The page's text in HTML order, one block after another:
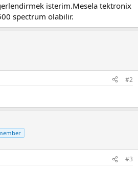
isterim.Mesela tektronix
spectrum olabilir.
#2
#3